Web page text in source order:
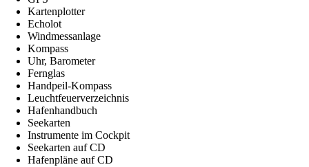
Kartenplotter
Echolot
Windmessanlage
Kompass
Uhr, Barometer
Fernglas
Handpeil-Kompass
Leuchtfeuerverzeichnis
Hafenhandbuch
Seekarten
Instrumente im Cockpit
Seekarten auf CD
Hafenpläne auf CD